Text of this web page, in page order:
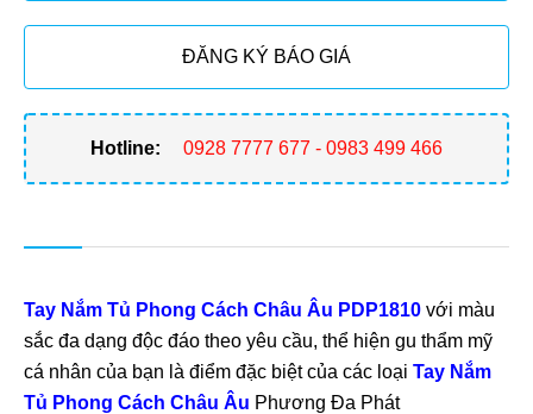
ĐĂNG KÝ BÁO GIÁ
Hotline: 0928 7777 677 - 0983 499 466
Tay Nắm Tủ Phong Cách Châu Âu PDP1810 với màu
sắc đa dạng độc đáo theo yêu cầu, thể hiện gu thẩm mỹ
cá nhân của bạn là điểm đặc biệt của các loại Tay Nắm
Tủ Phong Cách Châu Âu Phương Đa Phát